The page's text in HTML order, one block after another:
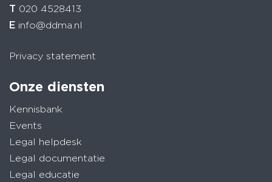
T 020 4528413
E info@ddma.nl
Privacy statement
Onze diensten
Kennisbank
Events
Legal helpdesk
Legal documentatie
Legal educatie